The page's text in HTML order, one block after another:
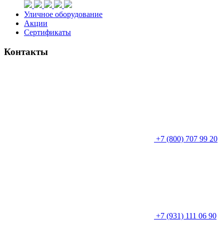
Уличное оборудование
Акции
Сертификаты
Контакты
+7 (800) 707 99 20
+7 (931) 111 06 90